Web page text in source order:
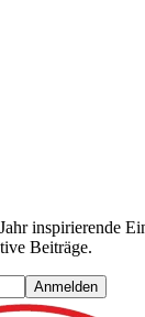
inspirierende
Beiträge.
Anmelden